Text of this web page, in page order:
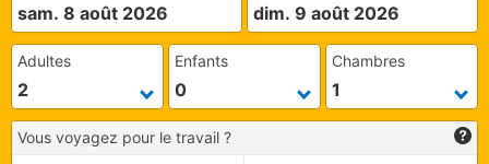
sam. 8 août 2026 dim. 9 août 2026
Adultes Enfants Chambres
Vous voyagez pour le travail ?